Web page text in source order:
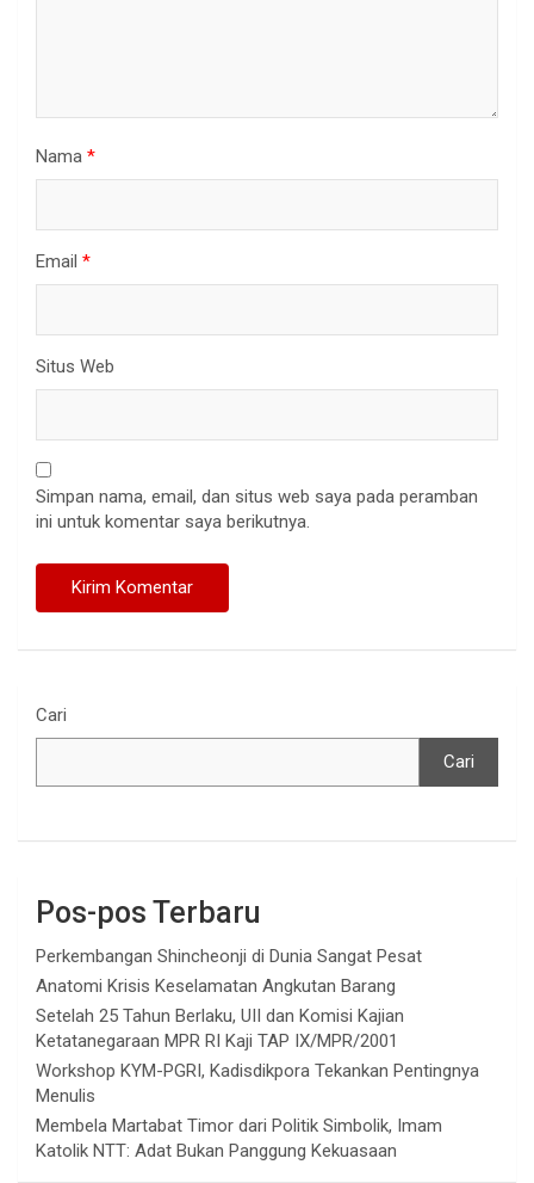
Nama *
Email *
Situs Web
Simpan nama, email, dan situs web saya pada peramban
ini untuk komentar saya berikutnya.
Cari
Cari
Pos-pos Terbaru
Perkembangan Shincheonji di Dunia Sangat Pesat
Anatomi Krisis Keselamatan Angkutan Barang
Setelah 25 Tahun Berlaku, UII dan Komisi Kajian
Ketatanegaraan MPR RI Kaji TAP IX/MPR/2001
Workshop KYM-PGRI, Kadisdikpora Tekankan Pentingnya
Menulis
Membela Martabat Timor dari Politik Simbolik, Imam
Katolik NTT: Adat Bukan Panggung Kekuasaan